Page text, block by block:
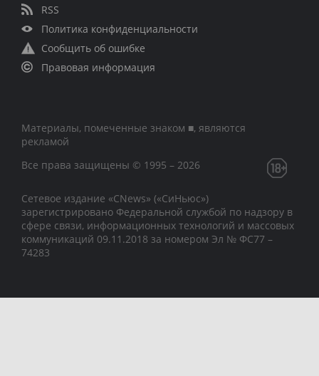
RSS
Политика конфиденциальности
Сообщить об ошибке
Правовая информация
Материалы, помеченные знаком ■, являются
рекламой
Все права защищены © 1995 – 2026
Сетевое издание «CNews» («СиНьюс»)
зарегистрировано Федеральной службой по надзору в
сфере связи, информационных технологий и массовых
коммуникаций 09.11.2018 за номером Эл № ФС77 –
74283